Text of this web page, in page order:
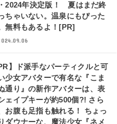
2024年決定版！ 夏はまだ終
ちゃいない。温泉にもぴった
無料もあるよ！[PR]
】ド派手なパーティクルと可
少女アバターで有名な『こま
通り』の新作アバターは、表
ェイプキーが約500個?! さら
お腹も足指も触れる！ ちょっ
ダウナーな、魔法少女『ネメ